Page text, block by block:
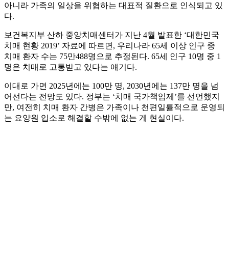
아니라 가족의 일상을 위협하는 대표적 질환으로 인식되고 있
다.
보건복지부 산하 중앙치매센터가 지난 4월 발표한 ‘대한민국
치매 현황 2019’ 자료에 따르면, 우리나라 65세 이상 인구 중
치매 환자 수는 75만488명으로 추정된다. 65세 인구 10명 중 1
명은 치매로 고통받고 있다는 얘기다.
이대로 가면 2025년에는 100만 명, 2030년에는 137만 명을 넘
어선다는 전망도 있다. 정부는 ‘치매 국가책임제’를 선언했지
만, 여전히 치매 환자 간병은 가족이나 천편일률적으로 운영되
는 요양원 입소로 해결할 수밖에 없는 게 현실이다.